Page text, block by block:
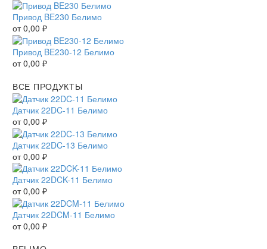
Привод BE230 Белимо
от0,00 ₽
Привод BE230-12 Белимо
от0,00 ₽
ВСЕ ПРОДУКТЫ
Датчик 22DC-11 Белимо
от0,00 ₽
Датчик 22DC-13 Белимо
от0,00 ₽
Датчик 22DCK-11 Белимо
от0,00 ₽
Датчик 22DCM-11 Белимо
от0,00 ₽